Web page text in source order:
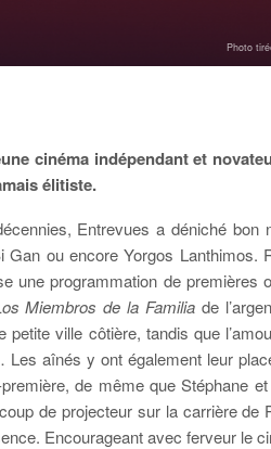
Photo
cinéma indépendant et
élitiste.
Entrevues a déniché bon
ou encore Yorgos Lanthimos.
une programmation de
Miembros de la Familia de
ville côtière, tandis que
aînés y ont également leur
de même que Stéphane
de projecteur sur la carrière de
Encourageant avec ferveur le